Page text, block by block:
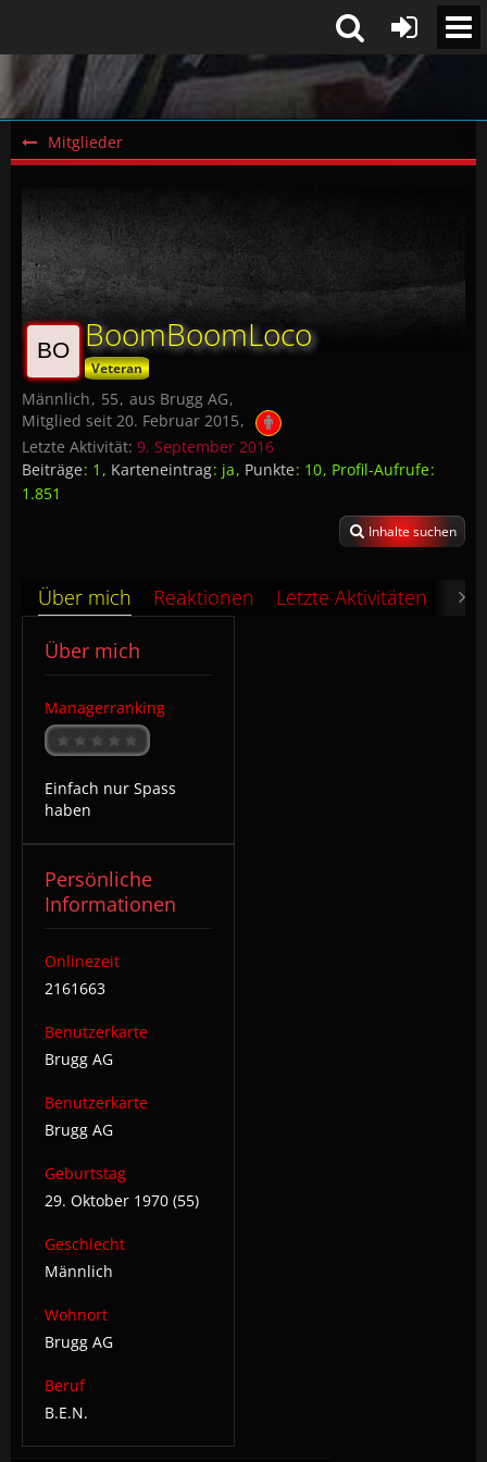
Mitglieder
BoomBoomLoco
Veteran
Männlich 55 aus Brugg AG
Mitglied seit 20. Februar 2015
Letzte Aktivität: 9. September 2016
Beiträge 1 Karteneintrag ja Punkte 10 Profil-Aufrufe
1.851
Inhalte suchen
Über mich Reaktionen Letzte Aktivitäten
Über mich
Managerranking
Einfach nur Spass
haben
Persönliche
Informationen
Onlinezeit
2161663
Benutzerkarte
Brugg AG
Benutzerkarte
Brugg AG
Geburtstag
29. Oktober 1970 (55)
Geschlecht
Männlich
Wohnort
Brugg AG
Beruf
B.E.N.